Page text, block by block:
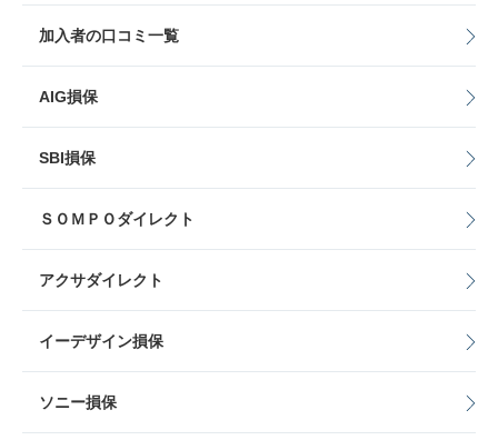
加入者の口コミ一覧
AIG損保
SBI損保
ＳＯＭＰＯダイレクト
アクサダイレクト
イーデザイン損保
ソニー損保